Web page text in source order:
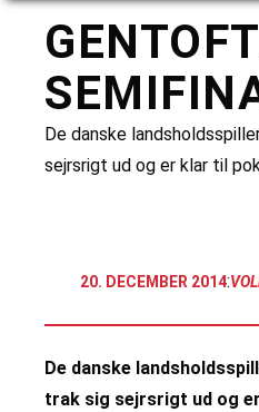
De danske
sejrsrigt ud og er klar til
20. DECEMBER 2014:
De danske
trak sig sejrsrigt ud og